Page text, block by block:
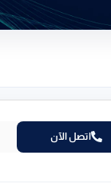
اتصل الآن